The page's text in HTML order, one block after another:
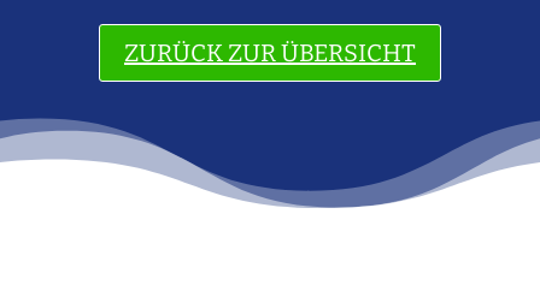
ZURÜCK ZUR ÜBERSICHT